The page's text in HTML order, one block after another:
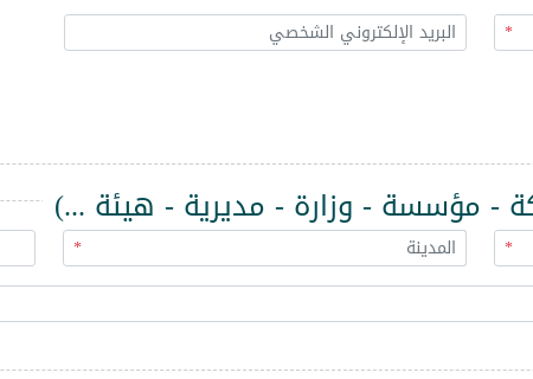
*
- مؤسسة - وزارة - مديرية - هيئة ...)
*
*